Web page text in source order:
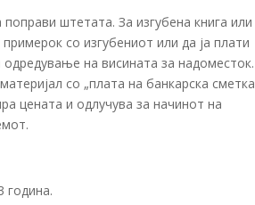
штетата. За изгубена книга или
со изгубениот или да ја плати
на висината за надоместок.
со „плата на банкарска сметка
цената и одлучува за начинот на
година.